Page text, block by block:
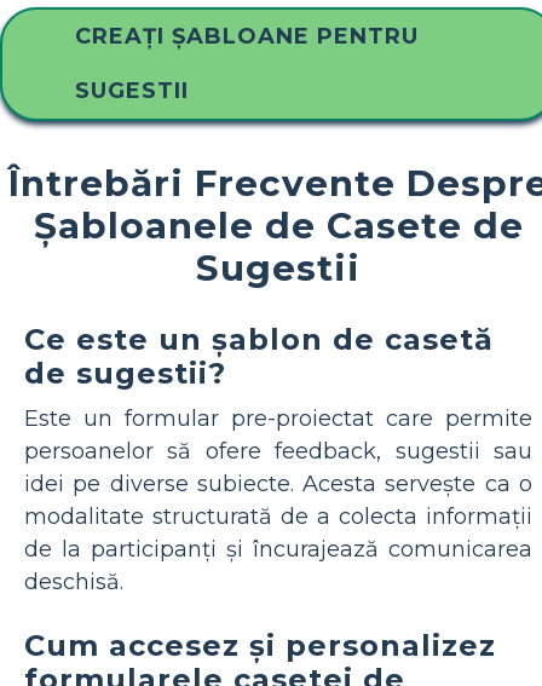
CREAȚI ȘABLOANE PENTRU
SUGESTII
Întrebări Frecvente
Șabloanele de Casete de
Sugestii
Ce este un șablon de casetă
de sugestii?
Este un formular pre-proiectat care permite
persoanelor să ofere feedback, sugestii sau
idei pe diverse subiecte. Acesta servește ca o
modalitate structurată de a colecta informații
de la participanți și încurajează comunicarea
deschisă.
Cum accesez și personalizez
formularele casetei de